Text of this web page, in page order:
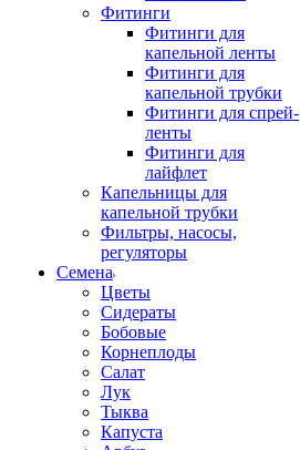
Фитинги
Фитинги для
капельной ленты
Фитинги для
капельной трубки
Фитинги для спрей-
ленты
Фитинги для
лайфлет
Капельницы для
капельной трубки
Фильтры, насосы,
регуляторы
Семена
Цветы
Сидераты
Бобовые
Корнеплоды
Салат
Лук
Тыква
Капуста